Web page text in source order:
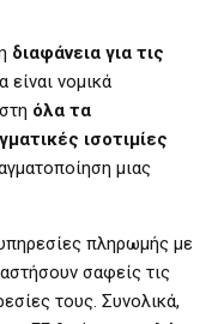
διαφάνεια για τις
είναι νομικά
όλα τα
ισοτιμίες
μιας
πληρωμής με
σαφείς τις
τους. Συνολικά,